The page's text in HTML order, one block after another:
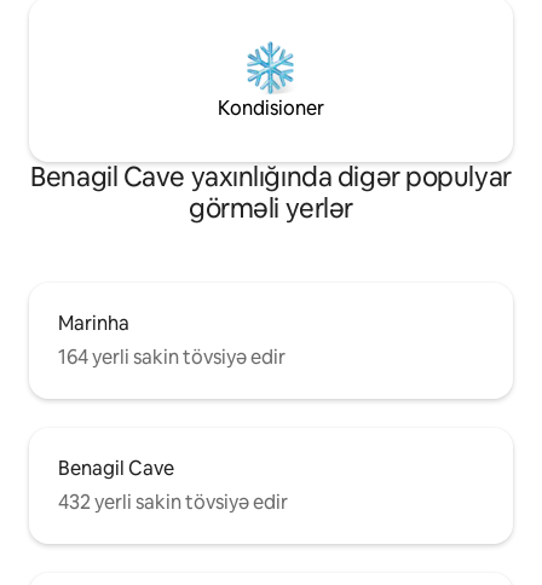
Kondisioner
Benagil Cave yaxınlığında digər populyar
görməli yerlər
Marinha
164 yerli sakin tövsiyə edir
Benagil Cave
432 yerli sakin tövsiyə edir